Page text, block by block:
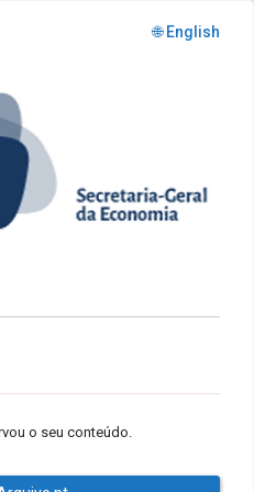
🌐 English
o seu conteúdo.